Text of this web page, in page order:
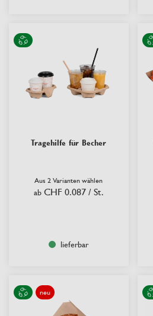
Tragehilfe für Becher
Aus 2 Varianten wählen
ab CHF 0.087 / St.
lieferbar
neu